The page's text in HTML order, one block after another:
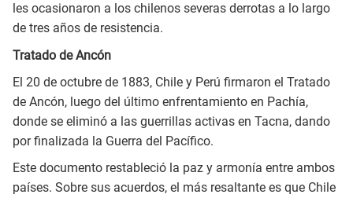
les ocasionaron a los chilenos severas derrotas a lo largo
de tres años de resistencia.
Tratado de Ancón
El 20 de octubre de 1883, Chile y Perú firmaron el Tratado
de Ancón, luego del último enfrentamiento en Pachía,
donde se eliminó a las guerrillas activas en Tacna, dando
por finalizada la Guerra del Pacífico.
Este documento restableció la paz y armonía entre ambos
países. Sobre sus acuerdos, el más resaltante es que Chile